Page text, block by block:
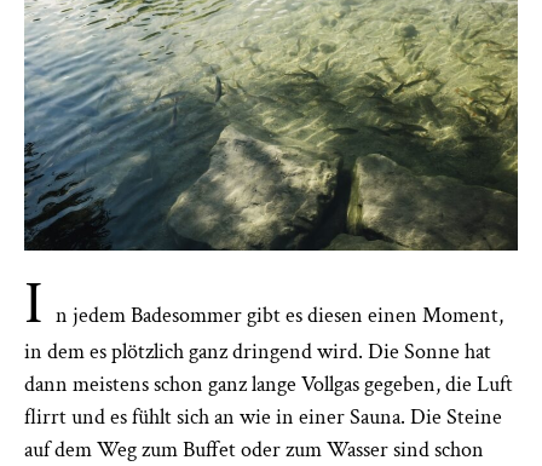
I n jedem Badesommer gibt es diesen einen Moment,
in dem es plötzlich ganz dringend wird. Die Sonne hat
dann meistens schon ganz lange Vollgas gegeben, die Luft
flirrt und es fühlt sich an wie in einer Sauna. Die Steine
auf dem Weg zum Buffet oder zum Wasser sind schon